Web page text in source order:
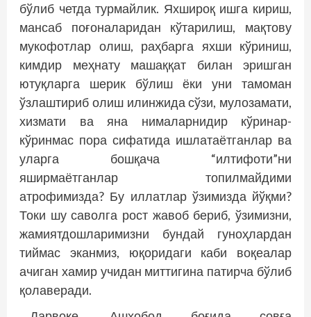
бўлиб четда турмайлик. Яхшироқ ишга кириш,
мансаб поғоналаридан кўтарилиш, мақтову
мукофотлар олиш, раҳбарга яхши кўриниш,
кимдир меҳнату машаққат билан эришган
ютуқларга шерик бўлиш ёки уни тамоман
ўзлаштириб олиш илинжида сўзи, мулозамати,
хизмати ва яна нималарнидир кўринар-
кўринмас пора сифатида ишлатаётганлар ва
уларга бошқача “илтифоти”ни
яширмаётганлар топилмайдими
атрофимизда? Бу иллатлар ўзимизда йўқми?
Токи шу саволга рост жавоб бериб, ўзимизни,
жамиятдошларимизни бундай гуноҳлардан
тиймас эканмиз, юқоридаги каби во­қеалар
ачиган хамир учидан миттигина патирча бўлиб
қолаверади.